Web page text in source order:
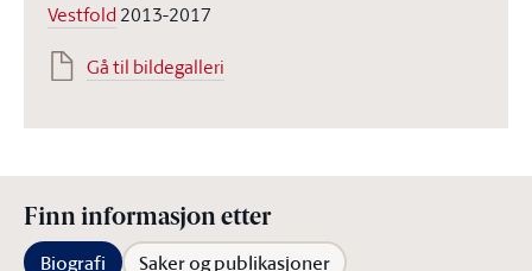
Vestfold 2013-2017
Gå til bildegalleri
Finn informasjon etter
Biografi Saker og publikasjoner